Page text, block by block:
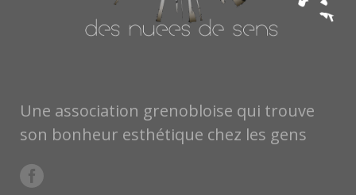
Une association grenobloise qui trouve
son bonheur esthétique chez les gens